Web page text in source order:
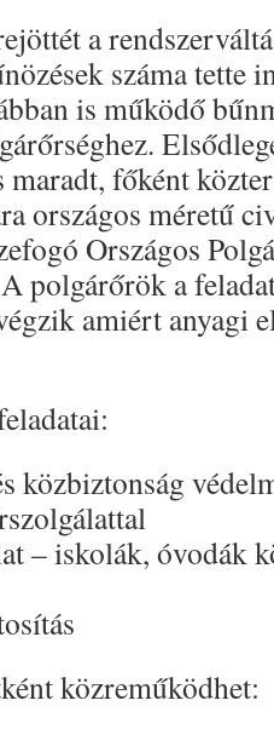
a
száma tette
is működő
maradt, főként
országos méretű
Országos
polgárőrök a
amiért anyagi
közbiztonság
– iskolák, óvodák
közreműködhet: